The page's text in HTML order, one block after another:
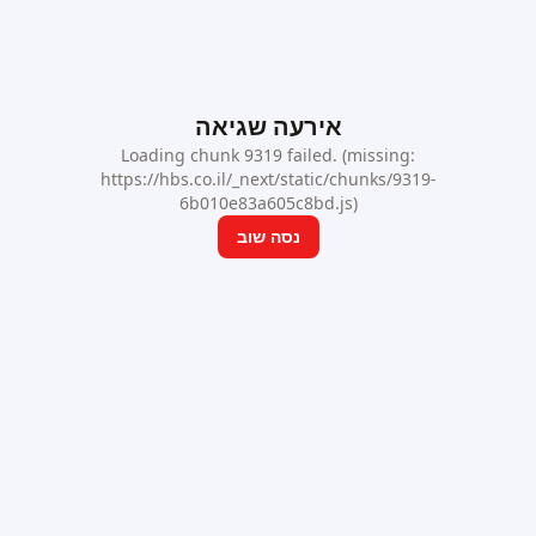
אירעה שגיאה
Loading chunk 9319 failed. (missing:
https://hbs.co.il/_next/static/chunks/9319-
6b010e83a605c8bd.js)